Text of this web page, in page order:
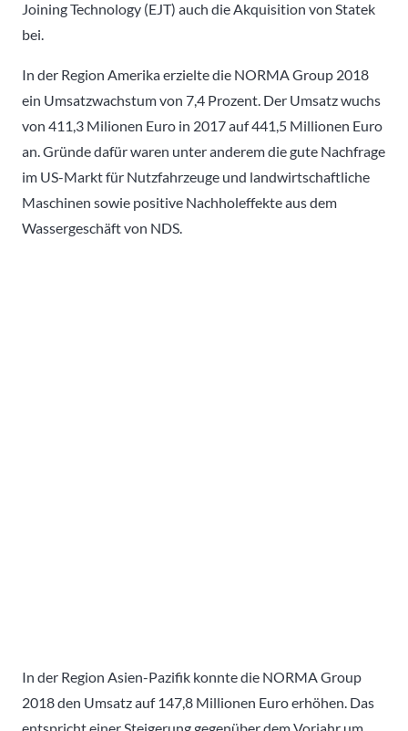
Joining Technology (EJT) auch die Akquisition von Statek
bei.
In der Region Amerika erzielte die NORMA Group 2018
ein Umsatzwachstum von 7,4 Prozent. Der Umsatz wuchs
von 411,3 Milionen Euro in 2017 auf 441,5 Millionen Euro
an. Gründe dafür waren unter anderem die gute Nachfrage
im US-Markt für Nutzfahrzeuge und landwirtschaftliche
Maschinen sowie positive Nachholeffekte aus dem
Wassergeschäft von NDS.
In der Region Asien-Pazifik konnte die NORMA Group
2018 den Umsatz auf 147,8 Millionen Euro erhöhen. Das